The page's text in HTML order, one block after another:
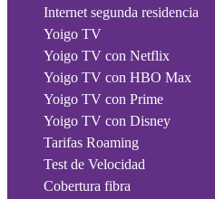
Internet segunda residencia
Yoigo TV
Yoigo TV con Netflix
Yoigo TV con HBO Max
Yoigo TV con Prime
Yoigo TV con Disney
Tarifas Roaming
Test de Velocidad
Cobertura fibra